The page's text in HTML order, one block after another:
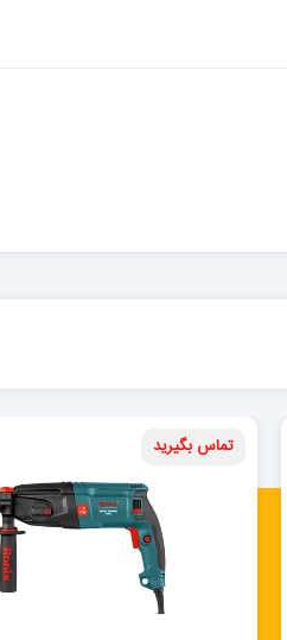
تماس بگیرید